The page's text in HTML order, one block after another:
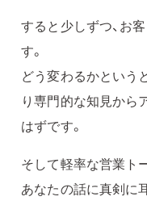
すると少しずつ、お
す。
どう変わるかという
り専門的な知見から
はずです。
そして軽率な営業ト
あなたの話に真剣に